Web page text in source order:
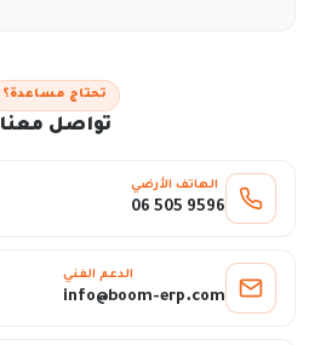
تحتاج مساعدة؟
تواصل معنا
الهاتف الأرضي
06 505 9596
الدعم الفني
info@boom-erp.com